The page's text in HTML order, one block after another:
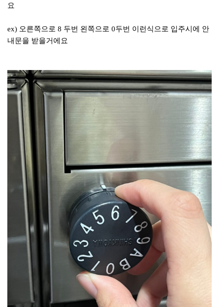
요
ex) 오른쪽으로 8 두번 왼쪽으로 0두번 이런식으로 입주시에 안
내문을 받을거에요